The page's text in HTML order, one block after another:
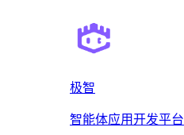
极智
智能体应用开发平台